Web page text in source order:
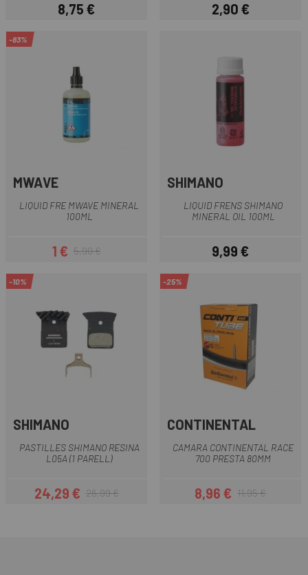
Preu
8,75 € Preu
2,90 €
-83%
MWAVE
LIQUID FRE MWAVE MINERAL
100ML
Preu
1 € Preu regular
5,90 €
SHIMANO
LIQUID FRENS SHIMANO
MINERAL OIL 100ML
Preu
9,99 €
-10%
SHIMANO
PASTILLES SHIMANO RESINA
L05A (1 PARELL)
Preu
24,29 €Preu regular
26,99 €
-25%
CONTINENTAL
CAMARA CONTINENTAL RACE
700 PRESTA 80MM
Preu
8,96 €Preu regular
11,95 €